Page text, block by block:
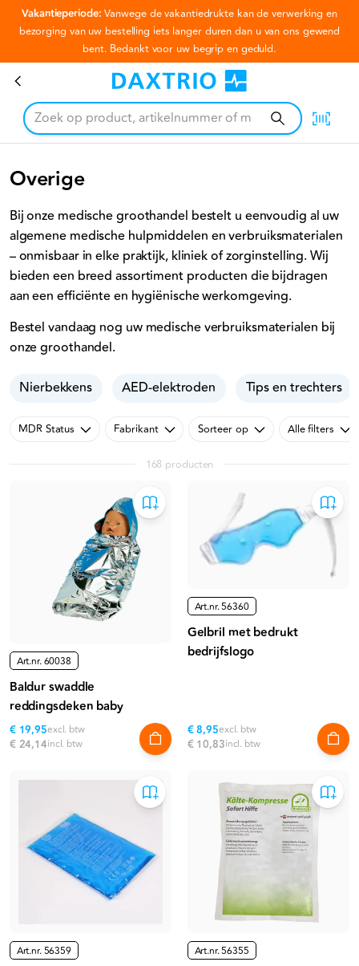
Ga naar hoofdinhoud
Vakantieperiode: Vanwege de vakantiedrukte kan de verwerking en
bezorging van uw bestelling iets langer duren dan u van ons gewend
bent. Bedankt voor uw begrip en geduld.
Overige
Overige
Bij onze medische groothandel bestelt u eenvoudig al uw
algemene medische hulpmiddelen en verbruiksmaterialen
– onmisbaar in elke praktijk, kliniek of zorginstelling. Wij
bieden een breed assortiment producten die bijdragen
aan een efficiënte en hygiënische werkomgeving.
Bestel vandaag nog uw medische verbruiksmaterialen bij
onze groothandel.
Nierbekkens AED-elektroden Tips en trechters
MDR Status Fabrikant Sorteer op Alle filters
168 producten
Art.nr.60038
Baldur swaddle
reddingsdeken baby
€ 19,95excl. btw
€ 24,14incl. btw
Art.nr.56360
Gelbril met bedrukt
bedrijfslogo
€ 8,95excl. btw
€ 10,83incl. btw
Art.nr.56359 Art.nr.56355